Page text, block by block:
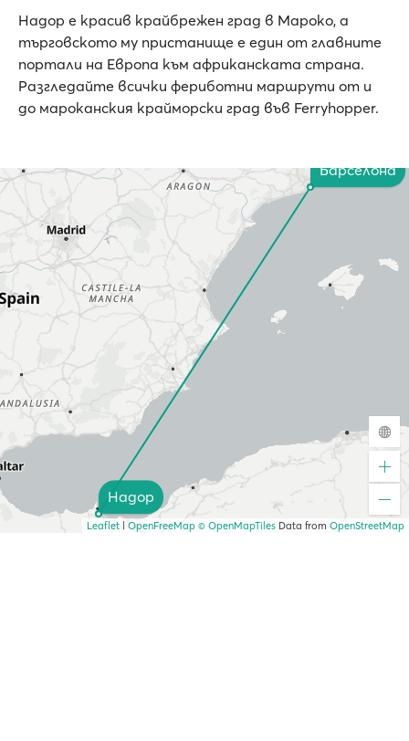
Надор е красив крайбрежен град в Мароко, а
търговското му пристанище е един от главните
портали на Европа към африканската страна.
Разгледайте всички фериботни маршрути от и
до мароканския крайморски град във Ferryhopper.
Барселона
Надор
Leaflet OpenFreeMap © OpenMapTiles Data from OpenStreetMap